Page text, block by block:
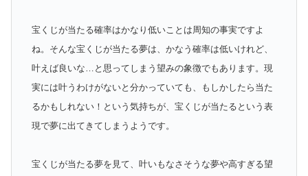
宝くじが当たる確率はかなり低いことは周知の事実ですよ
ね。そんな宝くじが当たる夢は、かなう確率は低いけれど、
叶えば良いな…と思ってしまう望みの象徴でもあります。現
実には叶うわけがないと分かっていても、もしかしたら当た
るかもしれない！という気持ちが、宝くじが当たるという表
現で夢に出てきてしまうようです。
宝くじが当たる夢を見て、叶いもなさそうな夢や高すぎる望